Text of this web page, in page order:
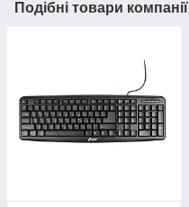
Подібні товари компанії